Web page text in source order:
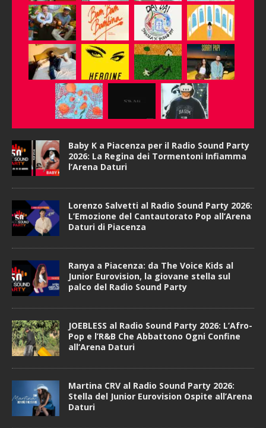
Baby K a Piacenza per il Radio Sound Party
2026: La Regina dei Tormentoni Infiamma
l’Arena Daturi
Lorenzo Salvetti al Radio Sound Party 2026:
L’Emozione del Cantautorato Pop all’Arena
Daturi di Piacenza
Ranya a Piacenza: da The Voice Kids al
Junior Eurovision, la giovane stella sul
palco del Radio Sound Party
JOEBLESS al Radio Sound Party 2026: L’Afro-
Pop e l’R&B Che Abbattono Ogni Confine
all’Arena Daturi
Martina CRV al Radio Sound Party 2026:
Stella del Junior Eurovision Ospite all’Arena
Daturi